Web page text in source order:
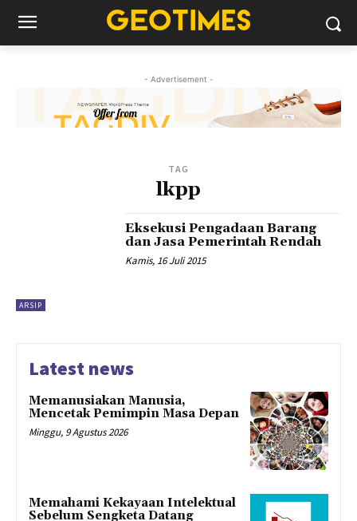
- Advertisement -
TAG
lkpp
ARSIP
Eksekusi Pengadaan Barang
dan Jasa Pemerintah Rendah
Kamis, 16 Juli 2015
Latest news
Memanusiakan Manusia,
Mencetak Pemimpin Masa Depan
Minggu, 9 Agustus 2026
Memahami Kekayaan Intelektual
Sebelum Sengketa Datang